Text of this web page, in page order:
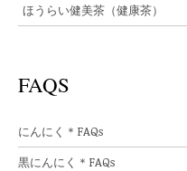
ほうらい健美茶（健康茶）
FAQS
にんにく＊FAQs
黒にんにく＊FAQs